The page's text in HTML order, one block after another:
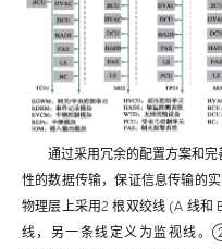
通过采用冗余的配置方案和
性的数据传输，保证信息传输的
物理层上采用2 根双绞线 (A 线和
线，另一条线定义为监视线。